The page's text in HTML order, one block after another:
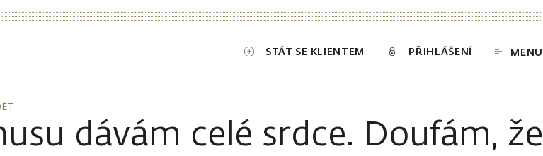
STÁT SE KLIENTEM PŘIHLÁŠENÍ MENU
dávám celé srdce. Doufám, že